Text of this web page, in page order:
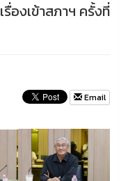
องเข้าสภาฯ ครั้งที่
Email